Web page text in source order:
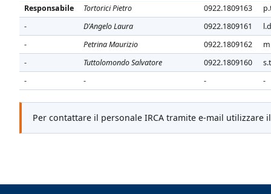
Responsabile Tortorici Pietro 0922.1809163
-
D'Angelo Laura 0922.1809161
-
Petrina Maurizio 0922.1809162
-
Tuttolomondo Salvatore 0922.1809160
-
- - -
Per contattare il personale IRCA tramite e-mail utilizzare